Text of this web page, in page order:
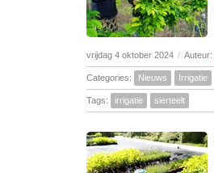
vrijdag 4 oktober 2024 / Auteur:
Categories: Nieuws Irrigatie
Tags: irrigatie sierteelt